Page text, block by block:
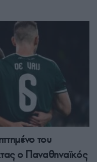
του
ο Παναθηναϊκός